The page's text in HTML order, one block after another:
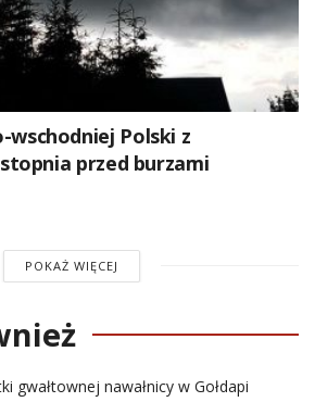
wschodniej Polski z
przed burzami
POKAŻ WIĘCEJ
gwałtownej nawałnicy w Gołdapi